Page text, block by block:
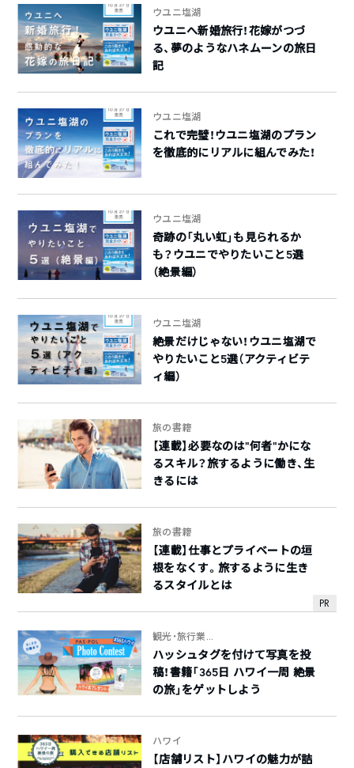
ウユニ塩湖
ウユニへ新婚旅行！花嫁がつづ
る、夢のようなハネムーンの旅日
記
ウユニ塩湖
これで完璧！ウユニ塩湖のプラン
を徹底的にリアルに組んでみた！
ウユニ塩湖
奇跡の「丸い虹」も見られるか
も？ウユニでやりたいこと5選
（絶景編）
ウユニ塩湖
絶景だけじゃない！ウユニ塩湖で
やりたいこと5選（アクティビテ
ィ編）
旅の書籍
【連載】必要なのは“何者”かにな
るスキル？旅するように働き、生
きるには
PR
旅の書籍
【連載】仕事とプライベートの垣
根をなくす。旅するように生き
るスタイルとは
観光・旅行業...
ハッシュタグを付けて写真を投
稿！書籍「365日 ハワイ一周 絶景
の旅」をゲットしよう
ハワイ
【店舗リスト】ハワイの魅力が詰